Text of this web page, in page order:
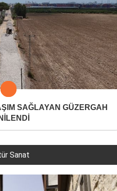
SAĞLAYAN GÜZERGAH
Sanat